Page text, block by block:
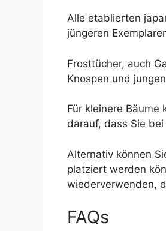
Alle etablierten
jüngeren
Frosttücher, auch
Knospen und
Für kleinere
darauf, dass Sie
Alternativ können
platziert werden
wiederverwenden,
FAQs